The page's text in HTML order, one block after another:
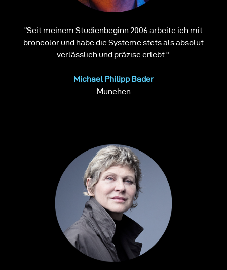
"Seit meinem Studienbeginn 2006 arbeite ich mit
broncolor und habe die Systeme stets als absolut
verlässlich und präzise erlebt."
Michael Philipp Bader
München